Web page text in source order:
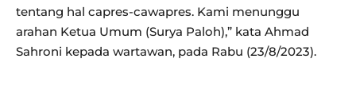
tentang hal capres-cawapres. Kami menunggu
arahan Ketua Umum (Surya Paloh),” kata Ahmad
Sahroni kepada wartawan, pada Rabu (23/8/2023).